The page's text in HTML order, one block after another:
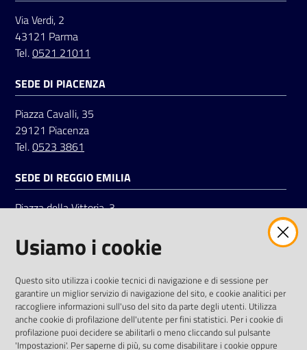
Seguici
su
Via Verdi, 2
43121 Parma
Tel.0521 21011
SEDE DI PIACENZA
Piazza Cavalli, 35
29121 Piacenza
Tel.0523 3861
SEDE DI REGGIO EMILIA
Piazza della Vittoria, 3
Tel.0522 7961
LinkedinFacebookInstagram
Usiamo i cookie
Questo sito utilizza i cookie tecnici di navigazione e di sessione per
garantire un miglior servizio di navigazione del sito, e cookie analitici per
raccogliere informazioni sull'uso del sito da parte degli utenti. Utilizza
anche cookie di profilazione dell'utente per fini statistici. Per i cookie di
profilazione puoi decidere se abilitarli o meno cliccando sul pulsante
'Impostazioni'. Per saperne di più, su come disabilitare i cookie oppure